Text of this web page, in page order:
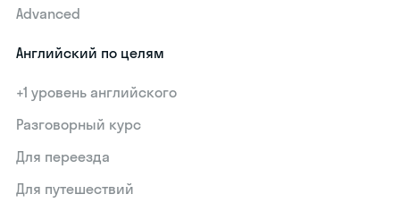
Advanced
Английский по целям
+1 уровень английского
Разговорный курс
Для переезда
Для путешествий